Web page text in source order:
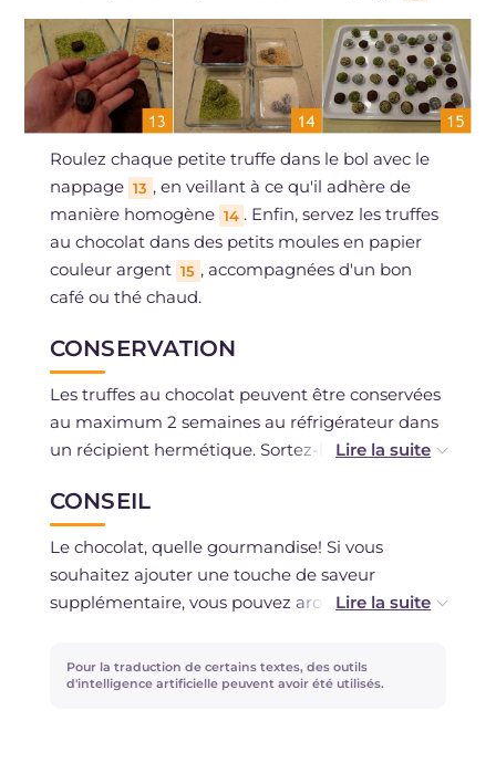
Roulez chaque petite truffe dans le bol avec le
nappage 13 , en veillant à ce qu'il adhère de
manière homogène 14 . Enfin, servez les truffes
au chocolat dans des petits moules en papier
couleur argent 15 , accompagnées d'un bon
café ou thé chaud.
CONSERVATION
Les truffes au chocolat peuvent être conservées
au maximum 2 semaines au réfrigérateur dans
un récipient hermétique. Sortez-les du
possible de congeler les truffes au congélateur
pour ensuite les décongeler au réfrigérateur au
moment du besoin.
CONSEIL
Le chocolat, quelle gourmandise! Si vous
souhaitez ajouter une touche de saveur
supplémentaire, vous pouvez aromatiser la
avec une liqueur de votre choix: je suis sûre que
ces truffes feront sensation auprès de vos
Pour la traduction de certains textes, des outils
d'intelligence artificielle peuvent avoir été utilisés.